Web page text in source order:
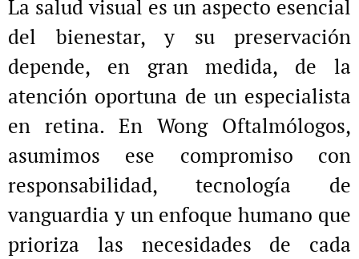
La salud visual es un aspecto esencial
del bienestar, y su preservación
depende, en gran medida, de la
atención oportuna de un especialista
en retina. En Wong Oftalmólogos,
asumimos ese compromiso con
responsabilidad, tecnología de
vanguardia y un enfoque humano que
prioriza las necesidades de cada